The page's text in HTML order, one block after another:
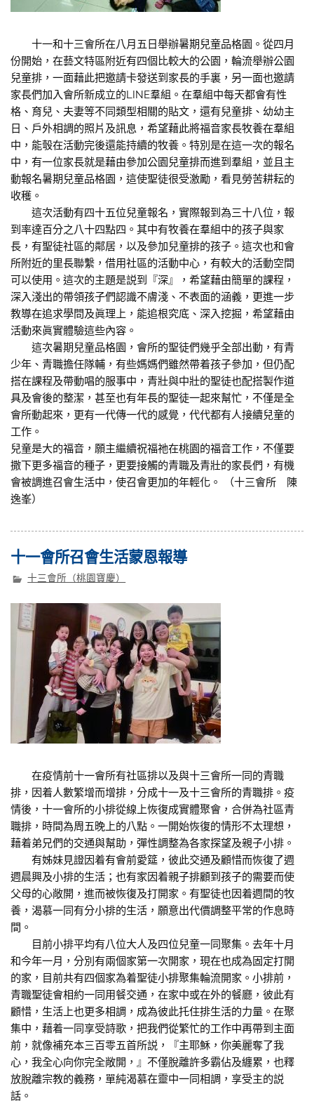
十一和十三會所在八月五日舉辦暑期兒童品格園。從四月
份開始，在藝文特區附近有四個比較大的公園，輪流舉辦公園
兒童排，一面藉此把邀請卡發送到家長的手裏，另一面也邀請
家長們加入會所新成立的LINE羣組。在羣組中每天都會有性
格、育兒、夫妻等不同類型相關的貼文，還有兒童排、幼幼主
日、戶外相調的照片及訊息，希望藉此將福音家長牧養在羣組
中，能彀在活動完後還能持續的牧養。特別是在這一次的報名
中，有一位家長就是藉由參加公園兒童排而進到羣組，並且主
動報名暑期兒童品格園，這使聖徒很受激勵，看見勞苦耕耘的
收穫。
這次活動有四十五位兒童報名，實際報到為三十八位，報
到率達百分之八十四點四。其中有牧養在羣組中的孩子與家
長，有聖徒社區的鄰居，以及參加兒童排的孩子。這次也和會
所附近的里長聯繫，借用社區的活動中心，有較大的活動空間
可以使用。這次的主題是説到『深』，希望藉由簡單的課程，
深入淺出的帶領孩子們認識不膚淺、不表面的涵義，更進一步
教導在追求學問及眞理上，能追根究底、深入挖掘，希望藉由
活動來眞實體驗這些內容。
這次暑期兒童品格園，會所的聖徒們幾乎全部出動，有青
少年、青職擔任隊輔，有些媽媽們雖然帶着孩子參加，但仍配
搭在課程及帶動唱的服事中，青壯與中壯的聖徒也配搭製作道
具及會後的整潔，甚至也有年長的聖徒一起來幫忙，不僅是全
會所動起來，更有一代傳一代的感覺，代代都有人接續兒童的
工作。
兒童是大的福音，願主繼續祝福祂在桃園的福音工作，不僅要
撒下更多福音的種子，更要接觸的青職及青壯的家長們，有機
會被調進召會生活中，使召會更加的年輕化。 （十三會所 陳
逸峯）
十一會所召會生活蒙恩報導
十三會所（桃園寶慶）
在疫情前十一會所有社區排以及與十三會所一同的青職
排，因着人數繁增而增排，分成十一及十三會所的青職排。疫
情後，十一會所的小排從線上恢復成實體聚會，合併為社區青
職排，時間為周五晚上的八點。一開始恢復的情形不太理想，
藉着弟兄們的交通與幫助，彈性調整為各家探望及親子小排。
有姊妹見證因着有會前愛筵，彼此交通及顧惜而恢復了週
週晨興及小排的生活；也有家因着親子排顧到孩子的需要而使
父母的心敞開，進而被恢復及打開家。有聖徒也因着週間的牧
養，渴慕一同有分小排的生活，願意出代價調整平常的作息時
間。
目前小排平均有八位大人及四位兒童一同聚集。去年十月
和今年一月，分別有兩個家第一次開家，現在也成為固定打開
的家，目前共有四個家為着聖徒小排聚集輪流開家。小排前，
青職聖徒會相約一同用餐交通，在家中或在外的餐廳，彼此有
顧惜，生活上也更多相調，成為彼此托住排生活的力量。在聚
集中，藉着一同享受詩歌，把我們從繁忙的工作中再帶到主面
前，就像補充本三百零五首所説，『主耶穌，你美麗奪了我
心，我全心向你完全敞開，』不僅脫離許多霸佔及纏累，也釋
放脫離宗教的義務，單純渴慕在靈中一同相調，享受主的説
話。